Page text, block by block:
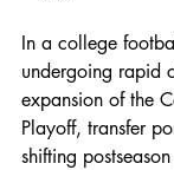
In a college
undergoing rapid
expansion of the
Playoff, transfer
shifting